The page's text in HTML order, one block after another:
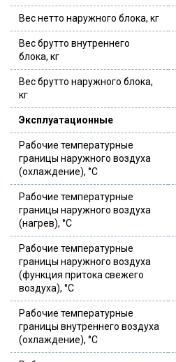
Вес нетто наружного блока, кг
Вес брутто внутреннего
блока, кг
Вес брутто наружного блока,
кг
Эксплуатационные
Рабочие температурные
границы наружного воздуха
(охлаждение), °C
Рабочие температурные
границы наружного воздуха
(нагрев), °C
Рабочие температурные
границы наружного воздуха
(функция притока свежего
воздуха), °C
Рабочие температурные
границы внутреннего воздуха
(охлаждение), °C